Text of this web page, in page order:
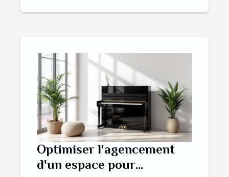
Optimiser l'agencement
d'un espace pour